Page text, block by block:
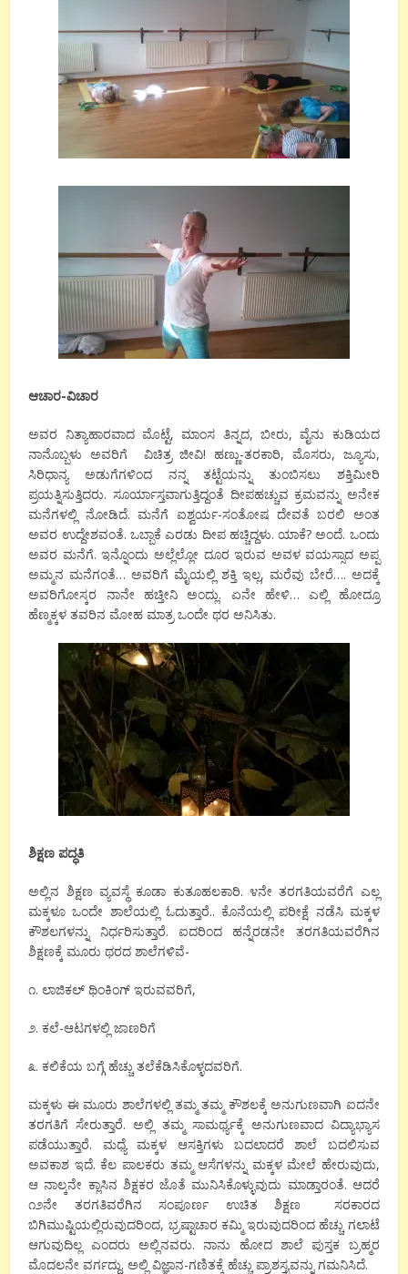
ಆಚಾರ-ವಿಚಾರ
ಅವರ ನಿತ್ಯಾಹಾರವಾದ ಮೊಟ್ಟೆ, ಮಾಂಸ ತಿನ್ನದ, ಬೀರು, ವೈನು ಕುಡಿಯದ
ನಾನೊಬ್ಬಳು ಅವರಿಗೆ ವಿಚಿತ್ರ ಜೀವಿ! ಹಣ್ಣು-ತರಕಾರಿ, ಮೊಸರು, ಜ್ಯೂಸು,
ಸಿರಿಧಾನ್ಯ ಅಡುಗೆಗಳಿಂದ ನನ್ನ ತಟ್ಟೆಯನ್ನು ತುಂಬಿಸಲು ಶಕ್ತಿಮೀರಿ
ಪ್ರಯತ್ನಿಸುತ್ತಿದರು. ಸೂರ್ಯಾಸ್ತವಾಗುತ್ತಿದ್ದಂತೆ ದೀಪಹಚ್ಚುವ ಕ್ರಮವನ್ನು ಅನೇಕ
ಮನೆಗಳಲ್ಲಿ ನೋಡಿದೆ. ಮನೆಗೆ ಐಶ್ವರ್ಯ-ಸಂತೋಷ ದೇವತೆ ಬರಲಿ ಅಂತ
ಅವರ ಉದ್ದೇಶವಂತೆ. ಒಬ್ಬಾಕೆ ಎರಡು ದೀಪ ಹಚ್ಚಿದ್ದಳು. ಯಾಕೆ? ಅಂದೆ. ಒಂದು
ಅವರ ಮನೆಗೆ. ಇನ್ನೊಂದು ಅಲ್ಲೆಲ್ಲೋ ದೂರ ಇರುವ ಅವಳ ವಯಸ್ಸಾದ ಅಪ್ಪ
ಅಮ್ಮನ ಮನೆಗಂತೆ… ಅವರಿಗೆ ಮೈಯಲ್ಲಿ ಶಕ್ತಿ ಇಲ್ಲ, ಮರೆವು ಬೇರೆ…. ಅದಕ್ಕೆ
ಅವರಿಗೋಸ್ಕರ ನಾನೇ ಹಚ್ತೀನಿ ಅಂದ್ಲು. ಏನೇ ಹೇಳಿ… ಎಲ್ಲಿ ಹೋದ್ರೂ
ಹೆಣ್ಮಕ್ಕಳ ತವರಿನ ಮೋಹ ಮಾತ್ರ ಒಂದೇ ಥರ ಅನಿಸಿತು.
ಶಿಕ್ಷಣ ಪದ್ಧತಿ
ಅಲ್ಲಿನ ಶಿಕ್ಷಣ ವ್ಯವಸ್ಥೆ ಕೂಡಾ ಕುತೂಹಲಕಾರಿ. ೪ನೇ ತರಗತಿಯವರೆಗೆ ಎಲ್ಲ
ಮಕ್ಕಳೂ ಒಂದೇ ಶಾಲೆಯಲ್ಲಿ ಓದುತ್ತಾರೆ.. ಕೊನೆಯಲ್ಲಿ ಪರೀಕ್ಷೆ ನಡೆಸಿ ಮಕ್ಕಳ
ಕೌಶಲಗಳನ್ನು ನಿರ್ಧರಿಸುತ್ತಾರೆ. ಐದರಿಂದ ಹನ್ನೆರಡನೇ ತರಗತಿಯವರೆಗಿನ
ಶಿಕ್ಷಣಕ್ಕೆ ಮೂರು ಥರದ ಶಾಲೆಗಳಿವೆ-
೧. ಲಾಜಿಕಲ್ ಥಿಂಕಿಂಗ್ ಇರುವವರಿಗೆ,
೨. ಕಲೆ-ಆಟಗಳಲ್ಲಿ ಜಾಣರಿಗೆ
೩. ಕಲಿಕೆಯ ಬಗ್ಗೆ ಹೆಚ್ಚು ತಲೆಕೆಡಿಸಿಕೊಳ್ಳದವರಿಗೆ.
ಮಕ್ಕಳು ಈ ಮೂರು ಶಾಲೆಗಳಲ್ಲಿ ತಮ್ಮ ತಮ್ಮ ಕೌಶಲಕ್ಕೆ ಅನುಗುಣವಾಗಿ ಐದನೇ
ತರಗತಿಗೆ ಸೇರುತ್ತಾರೆ. ಅಲ್ಲಿ ತಮ್ಮ ಸಾಮರ್ಥ್ಯಕ್ಕೆ ಅನುಗುಣವಾದ ವಿದ್ಯಾಭ್ಯಾಸ
ಪಡೆಯುತ್ತಾರೆ. ಮಧ್ಯೆ ಮಕ್ಕಳ ಆಸಕ್ತಿಗಳು ಬದಲಾದರೆ ಶಾಲೆ ಬದಲಿಸುವ
ಅವಕಾಶ ಇದೆ. ಕೆಲ ಪಾಲಕರು ತಮ್ಮ ಆಸೆಗಳನ್ನು ಮಕ್ಕಳ ಮೇಲೆ ಹೇರುವುದು,
ಆ ನಾಲ್ಕನೇ ಕ್ಲಾಸಿನ ಶಿಕ್ಷಕರ ಜೊತೆ ಮುನಿಸಿಕೊಳ್ಳುವುದು ಮಾಡ್ತಾರಂತೆ. ಆದರೆ
೧೨ನೇ ತರಗತಿವರೆಗಿನ ಸಂಪೂರ್ಣ ಉಚಿತ ಶಿಕ್ಷಣ ಸರಕಾರದ
ಬಿಗಿಮುಷ್ಟಿಯಲ್ಲಿರುವುದರಿಂದ, ಭ್ರಷ್ಟಾಚಾರ ಕಮ್ಮಿ ಇರುವುದರಿಂದ ಹೆಚ್ಚು ಗಲಾಟೆ
ಆಗುವುದಿಲ್ಲ ಎಂದರು ಅಲ್ಲಿನವರು. ನಾನು ಹೋದ ಶಾಲೆ ಪುಸ್ತಕ ಬ್ರಹ್ಮರ
ಮೊದಲನೇ ವರ್ಗದ್ದು. ಅಲ್ಲಿ ವಿಜ್ಞಾನ-ಗಣಿತಕ್ಕೆ ಹೆಚ್ಚು ಪ್ರಾಶಸ್ತ್ಯವನ್ನು ಗಮನಿಸಿದೆ.